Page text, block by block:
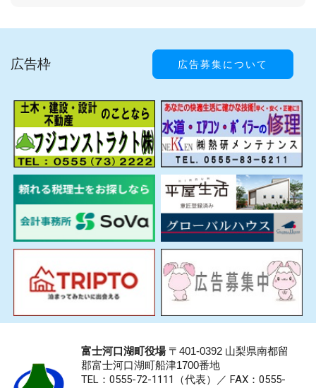
広告枠 広告募集について
富士河口湖町役場〒401-0392 山梨県南都留
郡富士河口湖町船津1700番地
TEL：0555-72-1111 （代表）／ FAX：0555-